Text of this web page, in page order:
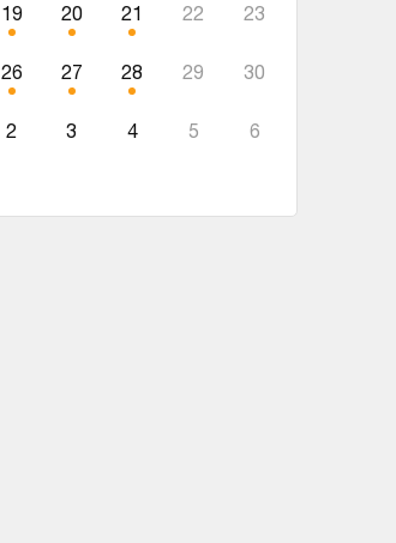
19 20 21 22 23
26 27 28 29 30
2 3 4 5 6